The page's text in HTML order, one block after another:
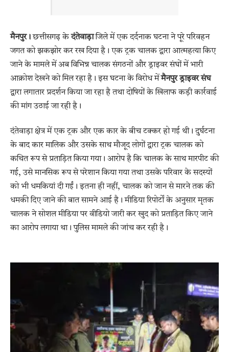
मैनपुर। छत्तीसगढ़ केदंतेवाड़ाजिले में एक दर्दनाक घटना ने पूरे परिवहन
जगत को झकझोर कर रख दिया है। एक ट्रक चालक द्वारा आत्महत्या किए
जाने के मामले में अब विभिन्न चालक संगठनों और ड्राइवर संघों में भारी
आक्रोश देखने को मिल रहा है। इस घटना के विरोध मेंमैनपुर ड्राइवर संघ
द्वारा लगातार प्रदर्शन किया जा रहा है तथा दोषियों के खिलाफ कड़ी कार्रवाई
की मांग उठाई जा रही है।
दंतेवाड़ा क्षेत्र में एक ट्रक और एक कार के बीच टक्कर हो गई थी। दुर्घटना
के बाद कार मालिक और उसके साथ मौजूद लोगों द्वारा ट्रक चालक को
कथित रूप से प्रताड़ित किया गया। आरोप है कि चालक के साथ मारपीट की
गई, उसे मानसिक रूप से परेशान किया गया तथा उसके परिवार के सदस्यों
को भी धमकियां दी गईं। इतना ही नहीं, चालक को जान से मारने तक की
धमकी दिए जाने की बात सामने आई है। मीडिया रिपोर्टों के अनुसार मृतक
चालक ने सोशल मीडिया पर वीडियो जारी कर खुद को प्रताड़ित किए जाने
का आरोप लगाया था। पुलिस मामले की जांच कर रही है।